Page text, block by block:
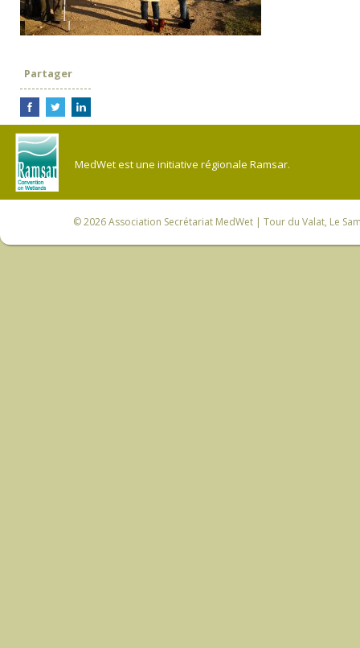
Partager
MedWet est une initiative régionale Ramsar.
© 2026Association Secrétariat MedWet | Tour du Valat, Le